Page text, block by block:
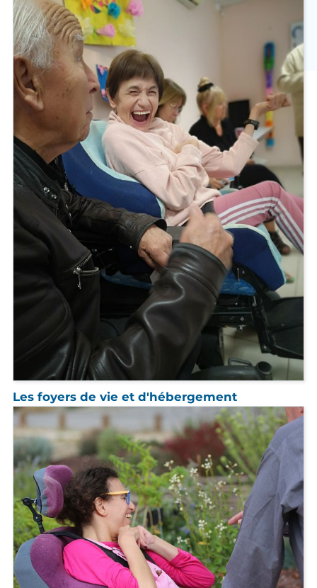
Les foyers de vie et d'hébergement